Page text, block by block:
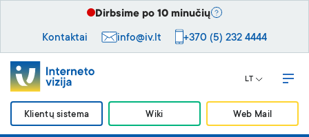
Kontaktai info@iv.lt +370 (5) 232 4444
Dirbsime po 10 minučių
LT
Klientų sistema Wiki Web Mail